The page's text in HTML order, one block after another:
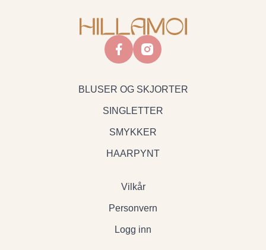
facebookinstagram
BLUSER OG SKJORTER
SINGLETTER
SMYKKER
HAARPYNT
Vilkår
Personvern
Logg inn